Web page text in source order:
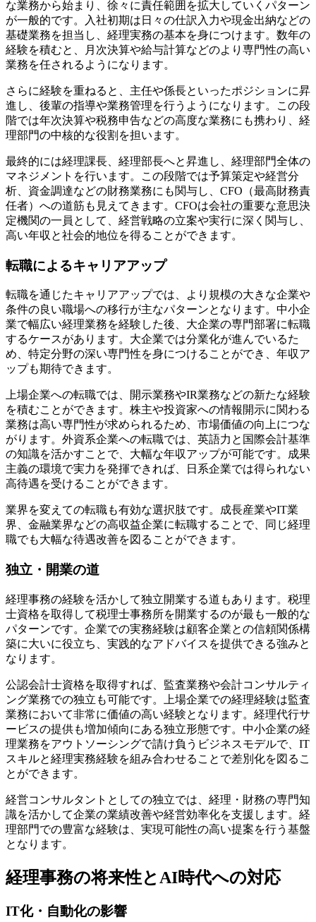
な業務から始まり、徐々に責任範囲を拡大していくパターン
が一般的です。入社初期は日々の仕訳入力や現金出納などの
基礎業務を担当し、経理実務の基本を身につけます。数年の
経験を積むと、月次決算や給与計算などのより専門性の高い
業務を任されるようになります。
さらに経験を重ねると、主任や係長といったポジションに昇
進し、後輩の指導や業務管理を行うようになります。この段
階では年次決算や税務申告などの高度な業務にも携わり、経
理部門の中核的な役割を担います。
最終的には経理課長、経理部長へと昇進し、経理部門全体の
マネジメントを行います。この段階では予算策定や経営分
析、資金調達などの財務業務にも関与し、CFO（最高財務責
任者）への道筋も見えてきます。CFOは会社の重要な意思決
定機関の一員として、経営戦略の立案や実行に深く関与し、
高い年収と社会的地位を得ることができます。
転職によるキャリアアップ
転職を通じたキャリアアップでは、より規模の大きな企業や
条件の良い職場への移行が主なパターンとなります。中小企
業で幅広い経理業務を経験した後、大企業の専門部署に転職
するケースがあります。大企業では分業化が進んでいるた
め、特定分野の深い専門性を身につけることができ、年収ア
ップも期待できます。
上場企業への転職では、開示業務やIR業務などの新たな経験
を積むことができます。株主や投資家への情報開示に関わる
業務は高い専門性が求められるため、市場価値の向上につな
がります。外資系企業への転職では、英語力と国際会計基準
の知識を活かすことで、大幅な年収アップが可能です。成果
主義の環境で実力を発揮できれば、日系企業では得られない
高待遇を受けることができます。
業界を変えての転職も有効な選択肢です。成長産業やIT業
界、金融業界などの高収益企業に転職することで、同じ経理
職でも大幅な待遇改善を図ることができます。
独立・開業の道
経理事務の経験を活かして独立開業する道もあります。税理
士資格を取得して税理士事務所を開業するのが最も一般的な
パターンです。企業での実務経験は顧客企業との信頼関係構
築に大いに役立ち、実践的なアドバイスを提供できる強みと
なります。
公認会計士資格を取得すれば、監査業務や会計コンサルティ
ング業務での独立も可能です。上場企業での経理経験は監査
業務において非常に価値の高い経験となります。経理代行サ
ービスの提供も増加傾向にある独立形態です。中小企業の経
理業務をアウトソーシングで請け負うビジネスモデルで、IT
スキルと経理実務経験を組み合わせることで差別化を図るこ
とができます。
経営コンサルタントとしての独立では、経理・財務の専門知
識を活かして企業の業績改善や経営効率化を支援します。経
理部門での豊富な経験は、実現可能性の高い提案を行う基盤
となります。
経理事務の将来性とAI時代への対応
IT化・自動化の影響